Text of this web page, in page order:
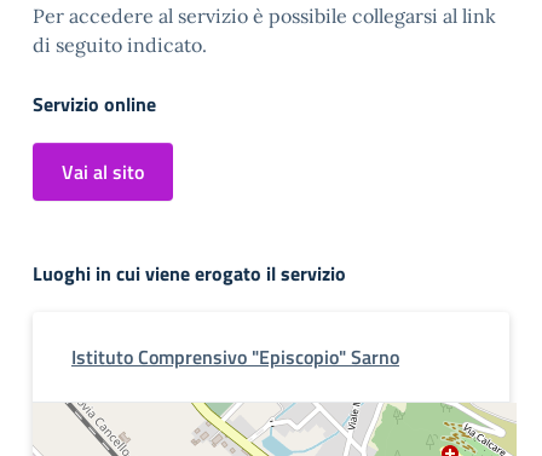
Per accedere al servizio è possibile collegarsi al link
di seguito indicato.
Servizio online
Vai al sito
Luoghi in cui viene erogato il servizio
Istituto Comprensivo "Episcopio" Sarno